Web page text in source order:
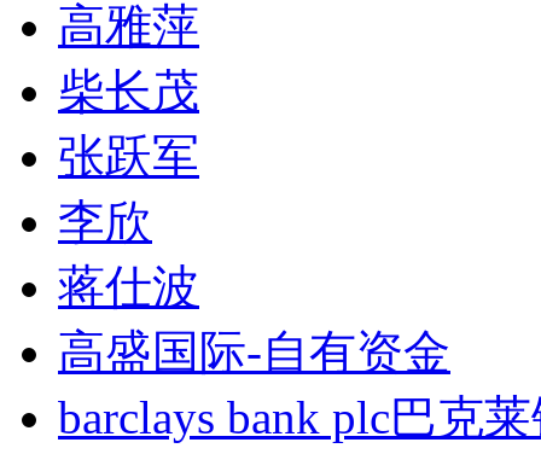
高雅萍
柴长茂
张跃军
李欣
蒋仕波
高盛国际-自有资金
barclays bank plc巴克